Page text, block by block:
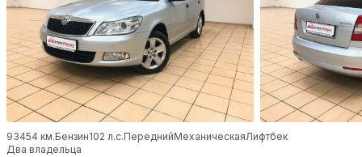
93454 км.Бензин102 л.с.ПереднийМеханическаяЛифтбек
Два владельца